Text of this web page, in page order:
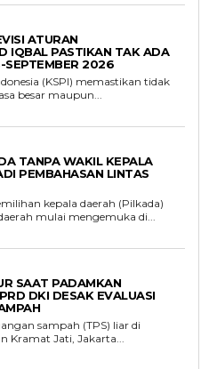
ATURAN
IQBAL PASTIKAN TAK ADA
SEPTEMBER 2026
(KSPI) memastikan tidak
besar maupun...
TANPA WAKIL KEPALA
PEMBAHASAN LINTAS
kepala daerah (Pilkada)
mulai mengemuka di...
SAAT PADAMKAN
DKI DESAK EVALUASI
sampah (TPS) liar di
Kramat Jati, Jakarta...